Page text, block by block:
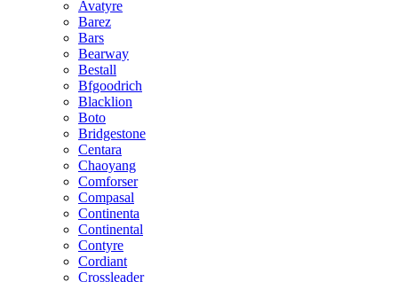
Avatyre
Barez
Bars
Bearway
Bestall
Bfgoodrich
Blacklion
Boto
Bridgestone
Centara
Chaoyang
Comforser
Compasal
Continenta
Continental
Contyre
Cordiant
Crossleader